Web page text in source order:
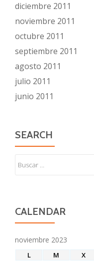
diciembre 2011
noviembre 2011
octubre 2011
septiembre 2011
agosto 2011
julio 2011
junio 2011
SEARCH
CALENDAR
noviembre 2023
L M X